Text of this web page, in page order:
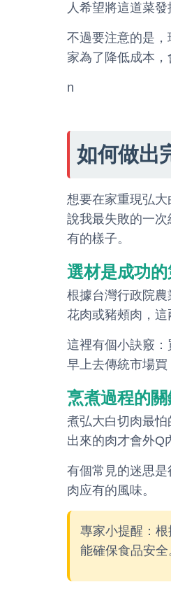
人希望將這道菜發
不過要注意的是
家為了降低成本
n
如何做出
想要在家重現弘
說我最失敗的一
有的樣子。
選材是成功
根據台灣行政院
花肉或豬頰肉，這
這裡有個小訣竅
早上去傳統市場買
烹煮過程的
煮弘大白切肉最
出來的肉才會外Q
有個常見的迷思
肉应有的風味。
專家小提醒：
能確保食品安全